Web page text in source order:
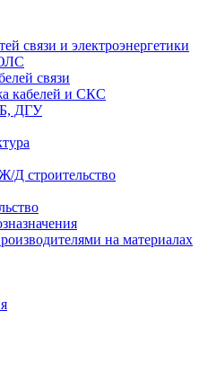
связи и электроэнергетики
связи
кабелей и СКС
ДГУ
Д строительство
на материалах